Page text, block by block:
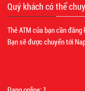
Quý khách có thể
Thẻ ATM của bạn cần
Bạn sẽ được chuyển tới